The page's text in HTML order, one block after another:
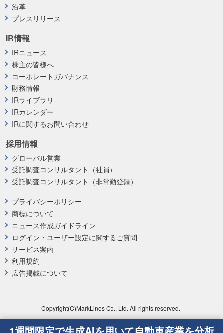
プライバシーポリシー
商標について
ニュース作成ガイドライン
ログイン・ユーザー設定に関するご質問
サービス案内
利用規約
広告掲載について
採用情報
グローバル営業
受託調査コンサルタント（社員）
受託調査コンサルタント（非常勤登録）
沿革
プレスリリース
IR情報
IRニュース
株主の皆様へ
コーポレートガバナンス
財務情報
IRライブラリ
IRカレンダー
IRに関するお問い合わせ
Copyright(C)MarkLines Co., Ltd. All rights reserved.
1週間限定で生成AIを用いて自動車産業を分析